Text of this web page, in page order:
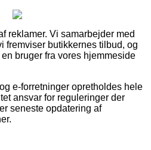
reklamer. Vi samarbejder med
fremviser butikkernes tilbud, og
bruger fra vores hjemmeside
e-forretninger opretholdes hele
ansvar for reguleringer der
seneste opdatering af